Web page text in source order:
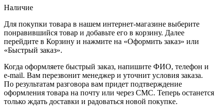
Наличие
Для покупки товара в нашем интернет-магазине выберите
понравившийся товар и добавьте его в корзину. Далее
перейдите в Корзину и нажмите на «Оформить заказ» или
«Быстрый заказ».
Когда оформляете быстрый заказ, напишите ФИО, телефон и
e-mail. Вам перезвонит менеджер и уточнит условия заказа.
По результатам разговора вам придет подтверждение
оформления товара на почту или через СМС. Теперь останется
только ждать доставки и радоваться новой покупке.